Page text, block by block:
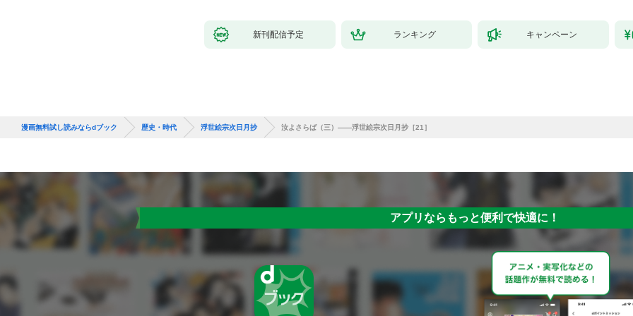
新刊配信予定 ランキング キャンペーン
漫画無料試し読みならdブック 歴史・時代 浮世絵宗次日月抄 汝よさらば（三）——浮世絵宗次日月抄［21］
アプリならもっと便利で快適に！